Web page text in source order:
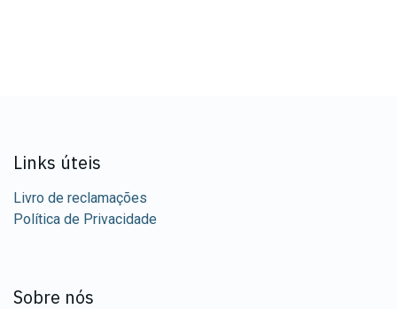
Links úteis
Livro de reclamações
Política de Privacidade
Sobre nós